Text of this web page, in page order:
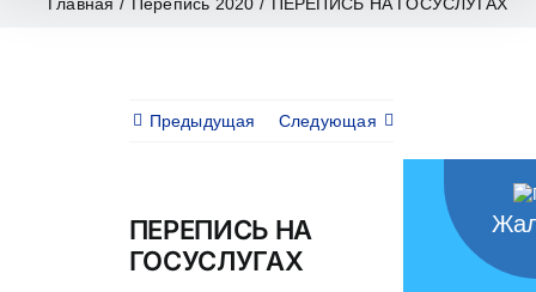
Предыдущая Следующая
ПЕРЕПИСЬ НА
ГОСУСЛУГАХ